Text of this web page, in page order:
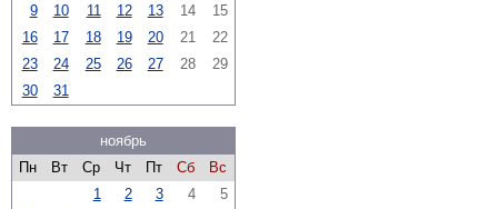
9
10 11 12 13 14
15
16
17 18 19 20 21
22
23
24 25 26 27 28
29
30
31
ноябрь
Пн
Вт Ср Чт Пт Сб
Вс
1
2 3 4
5